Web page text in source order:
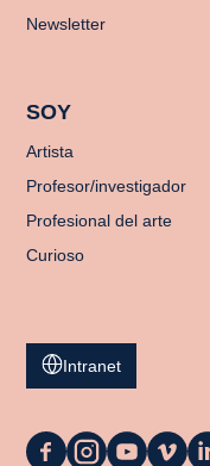
Newsletter
SOY
Artista
Profesor/investigador
Profesional del arte
Curioso
Intranet
La La La La La